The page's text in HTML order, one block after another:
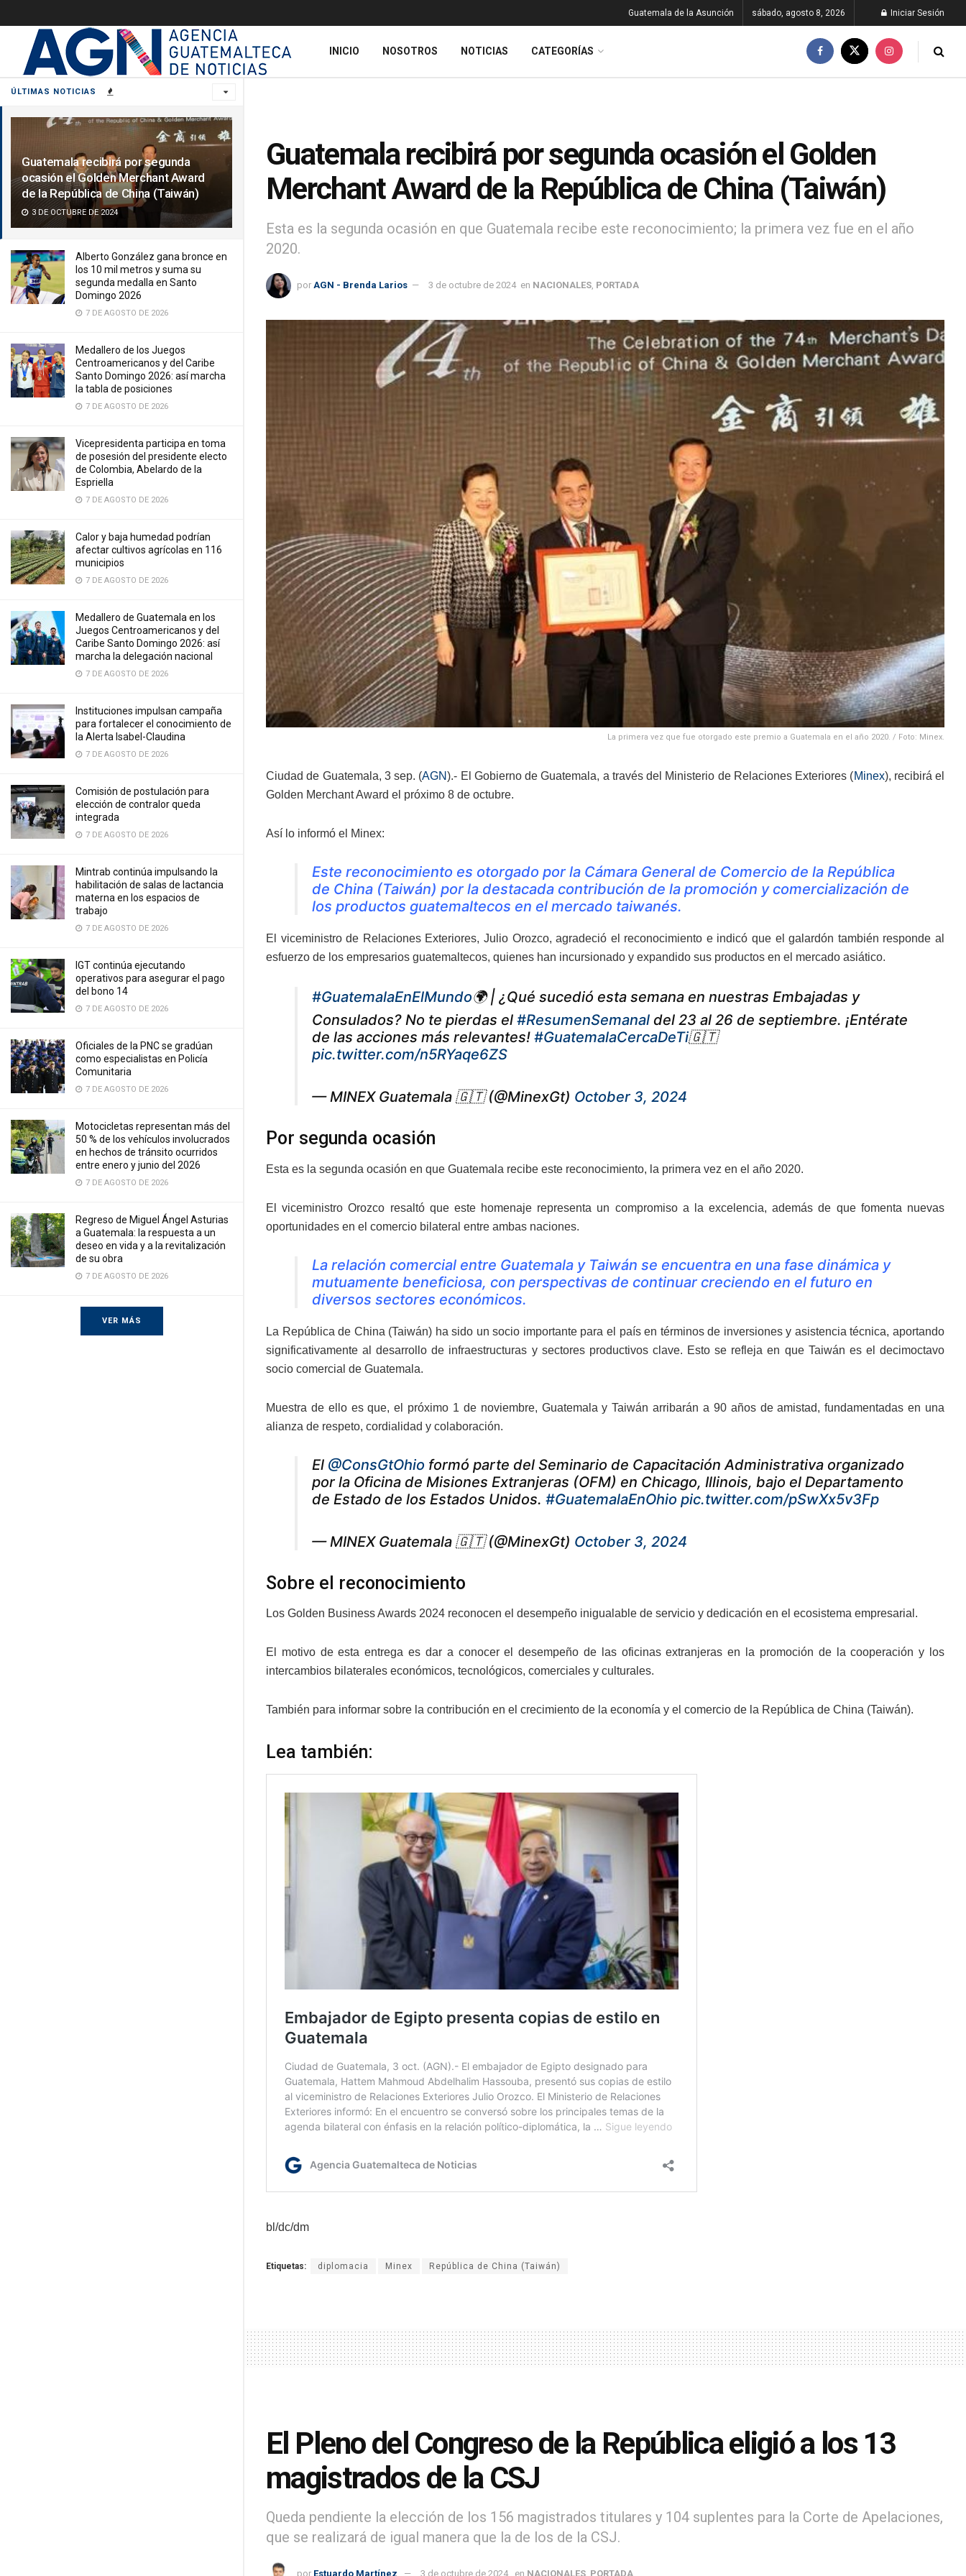
ÚLTIMAS NOTICIAS
Guatemala recibirá por segunda
ocasión el Golden Merchant Award
de la República de China (Taiwán)
3 DE OCTUBRE DE 2024
Alberto González gana bronce en
los 10 mil metros y suma su
segunda medalla en Santo
Domingo 2026
7 DE AGOSTO DE 2026
Medallero de los Juegos
Centroamericanos y del Caribe
Santo Domingo 2026: así marcha
la tabla de posiciones
7 DE AGOSTO DE 2026
Vicepresidenta participa en toma
de posesión del presidente electo
de Colombia, Abelardo de la
Espriella
7 DE AGOSTO DE 2026
Calor y baja humedad podrían
afectar cultivos agrícolas en 116
municipios
7 DE AGOSTO DE 2026
Medallero de Guatemala en los
Juegos Centroamericanos y del
Caribe Santo Domingo 2026: así
marcha la delegación nacional
7 DE AGOSTO DE 2026
Instituciones impulsan campaña
para fortalecer el conocimiento de
la Alerta Isabel-Claudina
7 DE AGOSTO DE 2026
Comisión de postulación para
elección de contralor queda
integrada
7 DE AGOSTO DE 2026
Mintrab continúa impulsando la
habilitación de salas de lactancia
materna en los espacios de
trabajo
7 DE AGOSTO DE 2026
IGT continúa ejecutando
operativos para asegurar el pago
del bono 14
7 DE AGOSTO DE 2026
Oficiales de la PNC se gradúan
como especialistas en Policía
Comunitaria
7 DE AGOSTO DE 2026
Motocicletas representan más del
50 % de los vehículos involucrados
en hechos de tránsito ocurridos
entre enero y junio del 2026
7 DE AGOSTO DE 2026
Regreso de Miguel Ángel Asturias
a Guatemala: la respuesta a un
deseo en vida y a la revitalización
de su obra
7 DE AGOSTO DE 2026
VER MÁS
Guatemala de la Asunción sábado, agosto 8, 2026 Iniciar Sesión
INICIO NOSOTROS NOTICIAS CATEGORÍAS
Guatemala recibirá por segunda ocasión el Golden
Merchant Award de la República de China (Taiwán)
Esta es la segunda ocasión en que Guatemala recibe este reconocimiento; la primera vez fue en el año
2020.
por AGN - Brenda Larios 3 de octubre de 2024 en NACIONALES PORTADA
La primera vez que fue otorgado este premio a Guatemala en el año 2020. / Foto: Minex.
Ciudad de Guatemala, 3 sep. (AGN).- El Gobierno de Guatemala, a través del Ministerio de Relaciones Exteriores (Minex), recibirá el
Golden Merchant Award el próximo 8 de octubre.
Así lo informó el Minex:
Este reconocimiento es otorgado por la Cámara General de Comercio de la República
de China (Taiwán) por la destacada contribución de la promoción y comercialización de
los productos guatemaltecos en el mercado taiwanés.
El viceministro de Relaciones Exteriores, Julio Orozco, agradeció el reconocimiento e indicó que el galardón también responde al
esfuerzo de los empresarios guatemaltecos, quienes han incursionado y expandido sus productos en el mercado asiático.
#GuatemalaEnElMundo🌍 | ¿Qué sucedió esta semana en nuestras Embajadas y
Consulados? No te pierdas el #ResumenSemanal del 23 al 26 de septiembre. ¡Entérate
de las acciones más relevantes! #GuatemalaCercaDeTi🇬🇹
pic.twitter.com/n5RYaqe6ZS
— MINEX Guatemala 🇬🇹 (@MinexGt) October 3, 2024
Por segunda ocasión
Esta es la segunda ocasión en que Guatemala recibe este reconocimiento, la primera vez en el año 2020.
El viceministro Orozco resaltó que este homenaje representa un compromiso a la excelencia, además de que fomenta nuevas
oportunidades en el comercio bilateral entre ambas naciones.
La relación comercial entre Guatemala y Taiwán se encuentra en una fase dinámica y
mutuamente beneficiosa, con perspectivas de continuar creciendo en el futuro en
diversos sectores económicos.
La República de China (Taiwán) ha sido un socio importante para el país en términos de inversiones y asistencia técnica, aportando
significativamente al desarrollo de infraestructuras y sectores productivos clave. Esto se refleja en que Taiwán es el decimoctavo
socio comercial de Guatemala.
Muestra de ello es que, el próximo 1 de noviembre, Guatemala y Taiwán arribarán a 90 años de amistad, fundamentadas en una
alianza de respeto, cordialidad y colaboración.
El @ConsGtOhio formó parte del Seminario de Capacitación Administrativa organizado
por la Oficina de Misiones Extranjeras (OFM) en Chicago, Illinois, bajo el Departamento
de Estado de los Estados Unidos. #GuatemalaEnOhio pic.twitter.com/pSwXx5v3Fp
— MINEX Guatemala 🇬🇹 (@MinexGt) October 3, 2024
Sobre el reconocimiento
Los Golden Business Awards 2024 reconocen el desempeño inigualable de servicio y dedicación en el ecosistema empresarial.
El motivo de esta entrega es dar a conocer el desempeño de las oficinas extranjeras en la promoción de la cooperación y los
intercambios bilaterales económicos, tecnológicos, comerciales y culturales.
También para informar sobre la contribución en el crecimiento de la economía y el comercio de la República de China (Taiwán).
Lea también:
bl/dc/dm
Etiquetas: diplomacia Minex República de China (Taiwán)
El Pleno del Congreso de la República eligió a los 13
magistrados de la CSJ
Queda pendiente la elección de los 156 magistrados titulares y 104 suplentes para la Corte de Apelaciones,
que se realizará de igual manera que la de los de la CSJ.
por Estuardo Martínez 3 de octubre de 2024 en NACIONALES PORTADA